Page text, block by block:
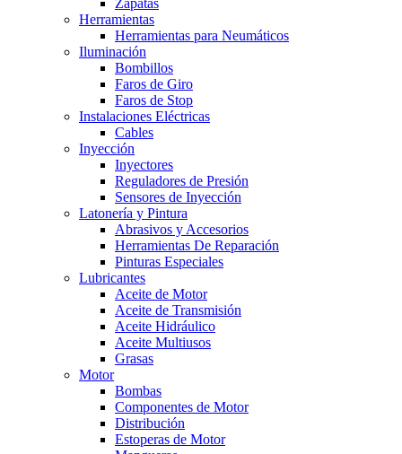
Zapatas
Herramientas
Herramientas para Neumáticos
Iluminación
Bombillos
Faros de Giro
Faros de Stop
Instalaciones Eléctricas
Cables
Inyección
Inyectores
Reguladores de Presión
Sensores de Inyección
Latonería y Pintura
Abrasivos y Accesorios
Herramientas De Reparación
Pinturas Especiales
Lubricantes
Aceite de Motor
Aceite de Transmisión
Aceite Hidráulico
Aceite Multiusos
Grasas
Motor
Bombas
Componentes de Motor
Distribución
Estoperas de Motor